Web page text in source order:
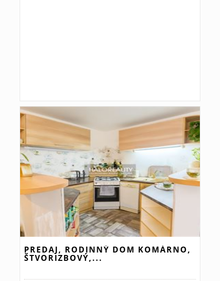
PREDAJ, RODINNÝ DOM KOMÁRNO,
ŠTVORIZBOVÝ,...